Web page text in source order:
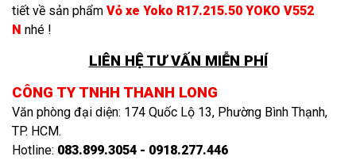
tiết về sản phẩm Vỏ xe Yoko R17.215.50 YOKO V552
N nhé !
LIÊN HỆ TƯ VẤN MIỄN PHÍ
CÔNG TY TNHH THANH LONG
Văn phòng đại diện: 174 Quốc Lộ 13, Phường Bình Thạnh,
TP. HCM.
Hotline: 083.899.3054 - 0918.277.446